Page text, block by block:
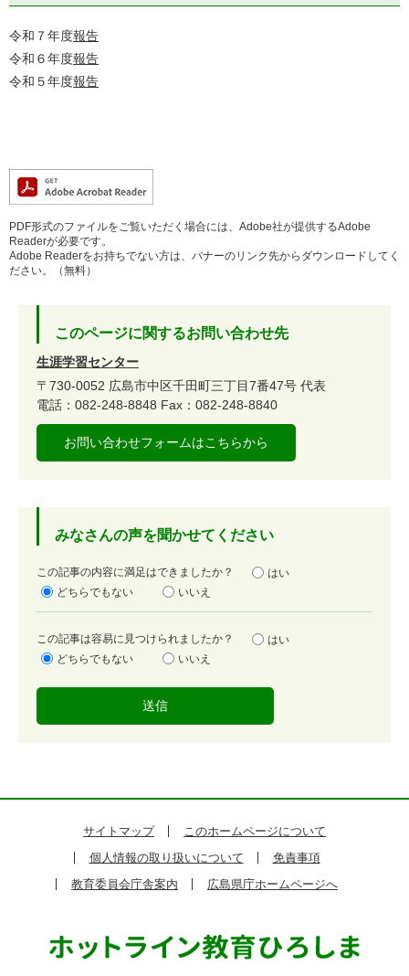
令和７年度報告
令和６年度報告
令和５年度報告
PDF形式のファイルをご覧いただく場合には、Adobe社が提供するAdobe
Readerが必要です。
Adobe Readerをお持ちでない方は、バナーのリンク先からダウンロードしてく
ださい。（無料）
このページに関するお問い合わせ先
生涯学習センター
〒730-0052 広島市中区千田町三丁目7番47号 代表
電話：082-248-8848 Fax：082-248-8840
お問い合わせフォームはこちらから
みなさんの声を聞かせてください
満
足
この記事の内容に満足はできましたか？
はい
どちらでもない
いいえ
容
易
この記事は容易に見つけられましたか？
はい
どちらでもない
いいえ
サイトマップ
このホームページについて
個人情報の取り扱いについて
免責事項
教育委員会庁舎案内
広島県庁ホームページへ